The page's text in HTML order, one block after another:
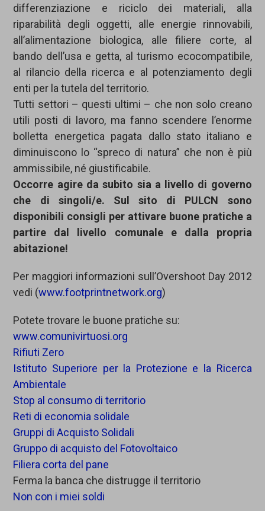
differenziazione e riciclo dei materiali, alla
riparabilità degli oggetti, alle energie rinnovabili,
all’alimentazione biologica, alle filiere corte, al
bando dell’usa e getta, al turismo ecocompatibile,
al rilancio della ricerca e al potenziamento degli
enti per la tutela del territorio.
Tutti settori – questi ultimi – che non solo creano
utili posti di lavoro, ma fanno scendere l’enorme
bolletta energetica pagata dallo stato italiano e
diminuiscono lo “spreco di natura” che non è più
ammissibile, né giustificabile.
Occorre agire da subito sia a livello di governo
che di singoli/e. Sul sito di PULCN sono
disponibili consigli per attivare buone pratiche a
partire dal livello comunale e dalla propria
abitazione!
Per maggiori informazioni sull’Overshoot Day 2012
vedi (www.footprintnetwork.org)
Potete trovare le buone pratiche su:
www.comunivirtuosi.org
Rifiuti Zero
Istituto Superiore per la Protezione e la Ricerca
Ambientale
Stop al consumo di territorio
Reti di economia solidale
Gruppi di Acquisto Solidali
Gruppo di acquisto del Fotovoltaico
Filiera corta del pane
Ferma la banca che distrugge il territorio
Non con i miei soldi